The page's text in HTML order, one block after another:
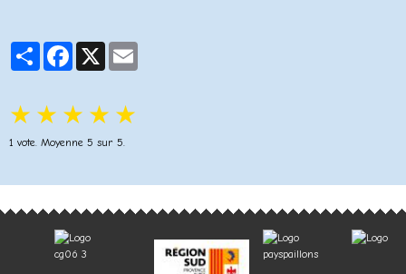
Partager Facebook
★ ★ ★ ★ ★
1 vote. Moyenne 5 sur 5.